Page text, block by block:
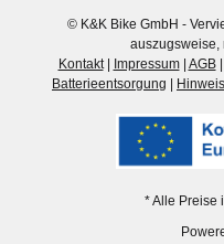
© K&K Bike GmbH -
auszugsweise,
Kontakt| Impressum| AGB|
Batterieentsorgung
* Alle Preise